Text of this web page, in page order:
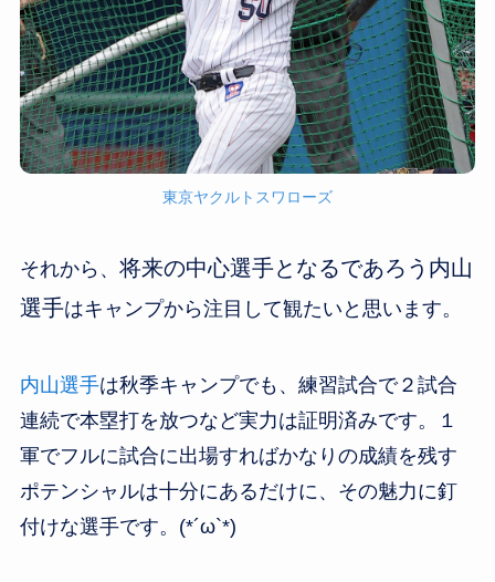
東京ヤクルトスワローズ
それから、 将来の中心選手となるであろう内山
選手はキャンプから注目して観たいと思います。
内山選手は秋季キャンプでも、練習試合で２試合
連続で本塁打を放つなど実力は証明済みです。１
軍でフルに試合に出場すればかなりの成績を残す
ポテンシャルは十分にあるだけに、その魅力に釘
付けな選手です。(*´ω`*)